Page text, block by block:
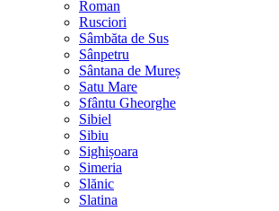
Roman
Rusciori
Sâmbăta de Sus
Sânpetru
Sântana de Mureș
Satu Mare
Sfântu Gheorghe
Sibiel
Sibiu
Sighișoara
Simeria
Slănic
Slatina